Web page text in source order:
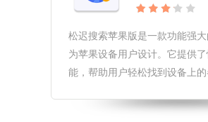
松迟搜索苹果版是一款功能强
为苹果设备用户设计。它提供
能，帮助用户轻松找到设备上
程序，松迟搜索都能迅速给出